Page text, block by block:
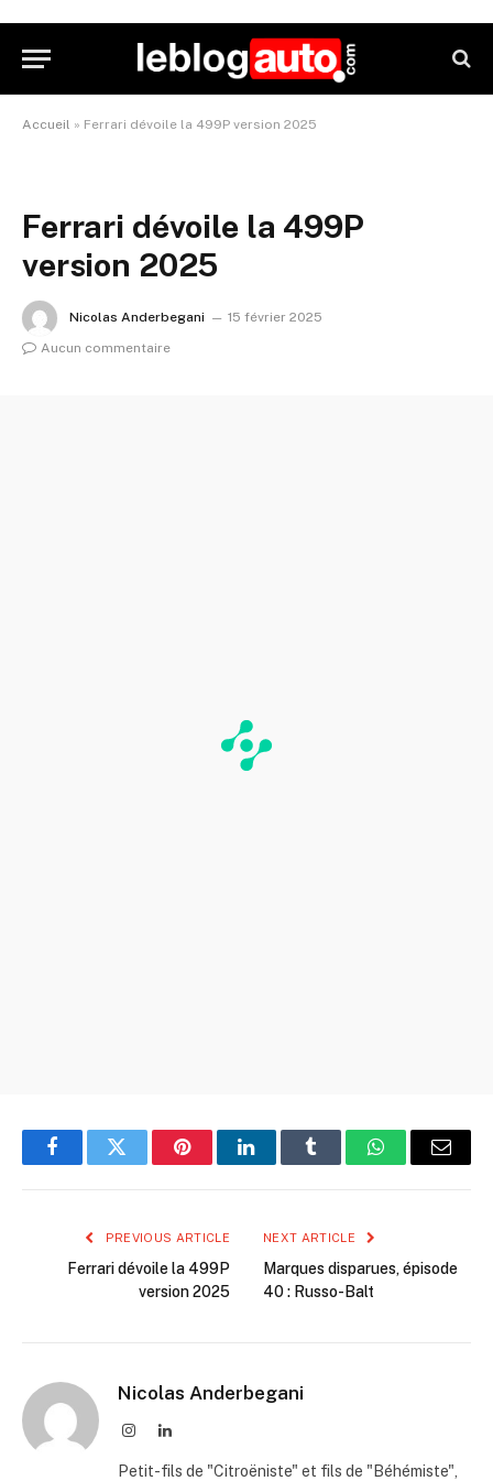
Accueil » Ferrari dévoile la 499P version 2025
Ferrari dévoile la 499P
version 2025
Nicolas Anderbegani
15 février 2025
Aucun commentaire
FacebookTwitter PinterestLinkedInTumblr WhatsAppEmail
PREVIOUS ARTICLE
Ferrari dévoile la 499P
version 2025
NEXT ARTICLE
Marques disparues, épisode
40 : Russo-Balt
Nicolas Anderbegani
InstagramLinkedIn
Petit-fils de "Citroëniste" et fils de "Béhémiste",